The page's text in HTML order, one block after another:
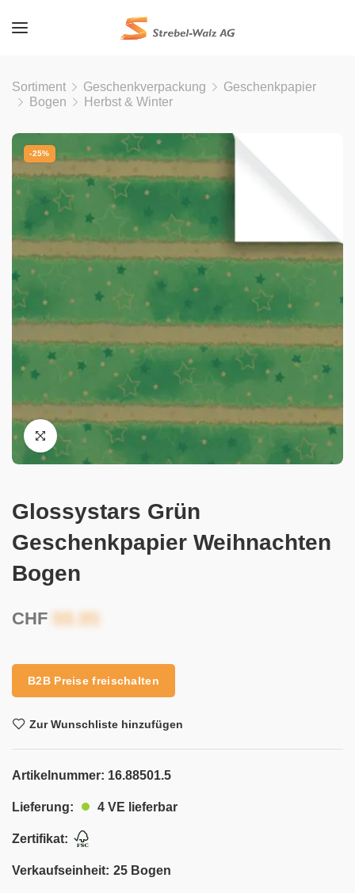
Sortiment Geschenkverpackung
Geschenkpapier
Bogen
Herbst & Winter
-25%
Glossystars Grün
Geschenkpapier Weihnachten
Bogen
CHF
B2B Preise freischalten
Zur Wunschliste hinzufügen
Artikelnummer: 16.88501.5
Lieferung: 4 VE lieferbar
Zertifikat:
Verkaufseinheit: 25 Bogen